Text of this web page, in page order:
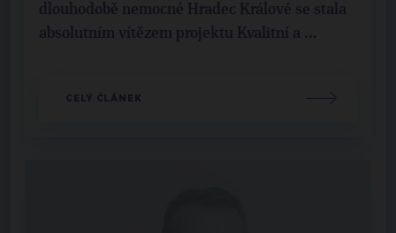
dlouhodobě nemocné Hradec Králové se stala
absolutním vítězem projektu Kvalitní a ...
CELÝ ČLÁNEK